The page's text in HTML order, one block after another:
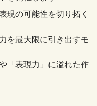
現の可能性を切り拓く
を最大限に引き出すモ
「表現力」に溢れた作